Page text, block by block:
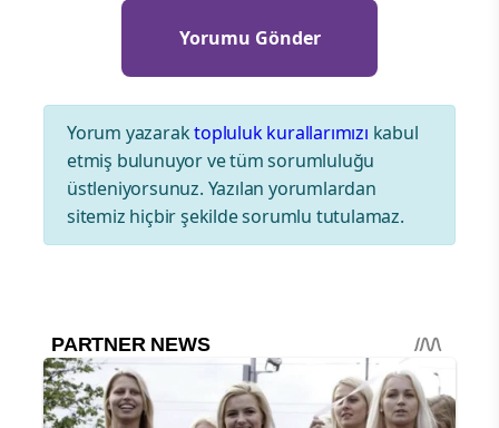
Yorum yazaraktopluluk kurallarımızı kabul
etmiş bulunuyor ve tüm sorumluluğu
üstleniyorsunuz. Yazılan yorumlardan
sitemiz hiçbir şekilde sorumlu tutulamaz.